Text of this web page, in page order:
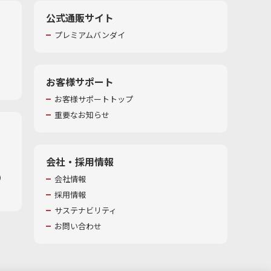
公式通販サイト
プレミアムバンダイ
お客様サポート
お客様サポートトップ
重要なお知らせ
会社・採用情報
会社情報
採用情報
サステナビリティ
お問い合わせ